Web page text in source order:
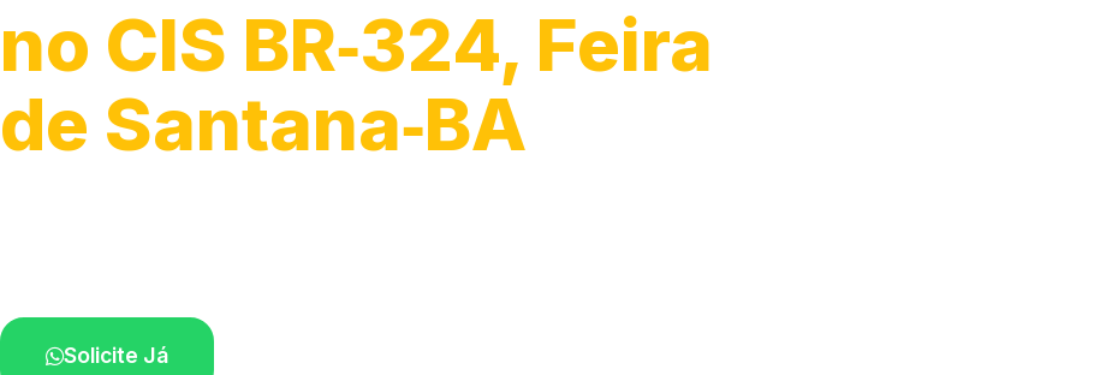
no CIS BR‑324, Feira
de Santana‑BA
Solicite Já